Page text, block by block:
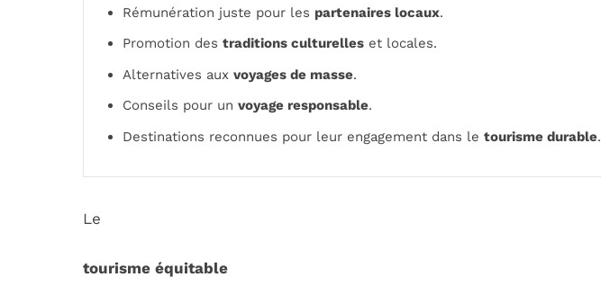
Rémunération juste pour les partenaires locaux.
Promotion des traditions culturelles et locales.
Alternatives aux voyages de masse.
Conseils pour un voyage responsable.
Destinations reconnues pour leur engagement dans le tourisme durable.
Le
tourisme équitable